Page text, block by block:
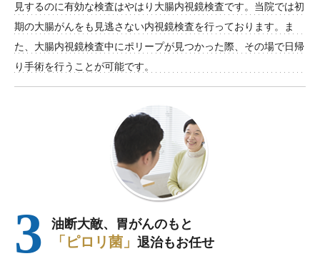
見するのに有効な検査はやはり大腸内視鏡検査です。当院では初
期の大腸がんをも見逃さない内視鏡検査を行っております。ま
た、大腸内視鏡検査中にポリープが見つかった際、その場で日帰
り手術を行うことが可能です。
3 油断大敵、胃がんのもと
「ピロリ菌」 退治もお任せ